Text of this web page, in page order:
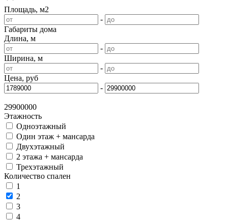
Площадь, м2
-
Габариты дома
Длина, м
-
Ширина, м
-
Цена, руб
-
29900000
Этажность
Одноэтажный
Один этаж + мансарда
Двухэтажный
2 этажа + мансарда
Трехэтажный
Количество спален
1
2
3
4